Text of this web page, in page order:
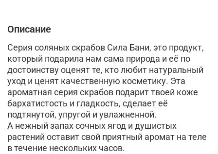
Описание
Серия соляных скрабов Сила Бани, это продукт,
который подарила нам сама природа и её по
достоинству оценят те, кто любит натуральный
уход и ценят качественную косметику. Эта
ароматная серия скрабов подарит твоей коже
бархатистость и гладкость, сделает её
подтянутой, упругой и увлажненной.
А нежный запах сочных ягод и душистых
растений оставит свой приятный аромат на теле
в течение нескольких часов.